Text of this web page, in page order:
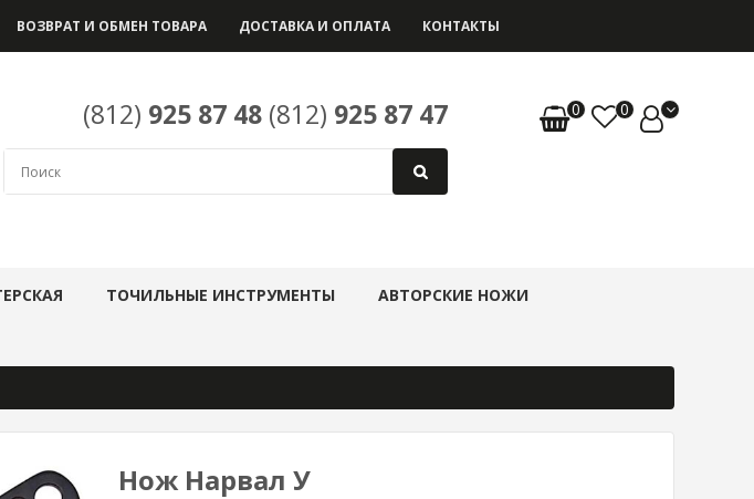
ВОЗВРАТ И ОБМЕН ТОВАРА ДОСТАВКА И ОПЛАТА КОНТАКТЫ
(812) 925 87 48 (812) 925 87 47 0 0
ТОЧИЛЬНЫЕ ИНСТРУМЕНТЫ АВТОРСКИЕ НОЖИ
Нож Нарвал У